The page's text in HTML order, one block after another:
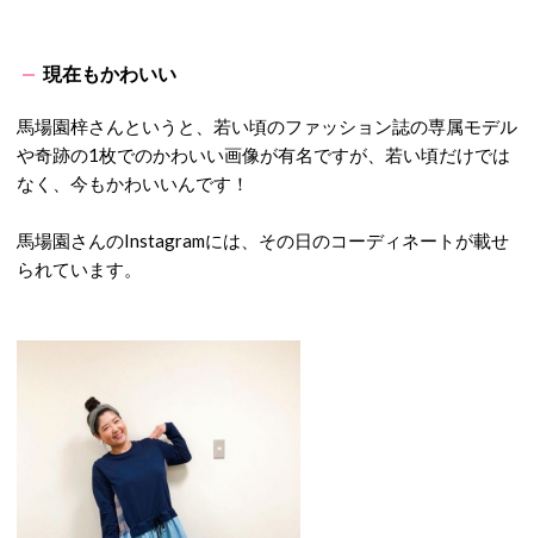
現在もかわいい
馬場園梓さんというと、若い頃のファッション誌の専属モデル
や奇跡の1枚でのかわいい画像が有名ですが、若い頃だけでは
なく、今もかわいいんです！
馬場園さんのInstagramには、その日のコーディネートが載せ
られています。